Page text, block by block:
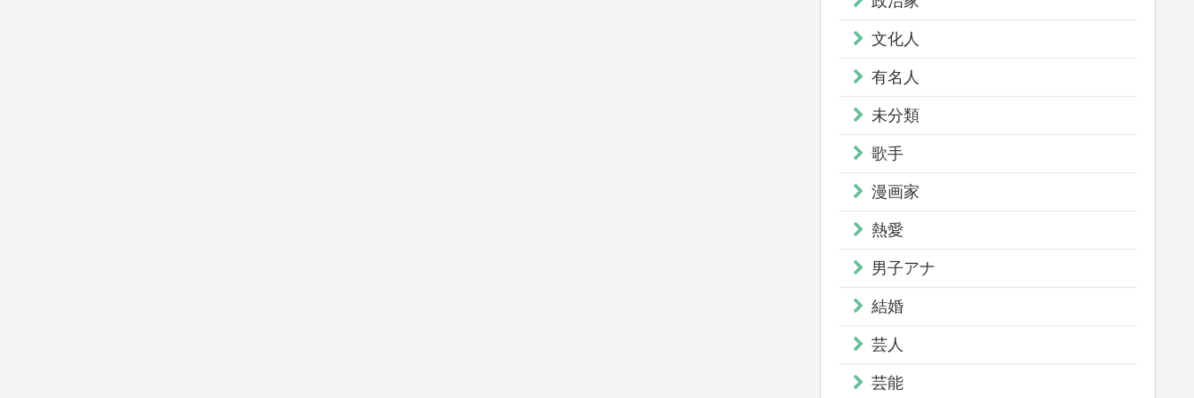
文化人
有名人
未分類
歌手
漫画家
熱愛
男子アナ
結婚
芸人
芸能